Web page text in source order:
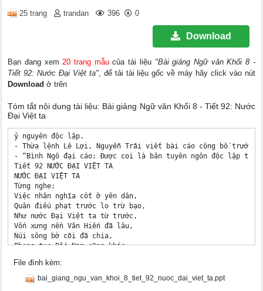
25 trang trandan 396 0
Download
Bạn đang xem20 trang mẫucủa tài liệu "Bài giảng Ngữ văn Khối 8 -
Tiết 92: Nước Đại Việt ta", để tải tài liệu gốc về máy hãy click vào nút
Download ở trên
Tóm tắt nội dung tài liệu: Bài giảng Ngữ văn Khối 8 - Tiết 92: Nước
Đại Việt ta
ỷ nguyên độc lập.
- Thừa lệnh Lê Lợi, Nguyễn Trãi viết bài cáo công bố trước
- “Bình Ngô đại cáo: Được coi là bản tuyên ngôn độc lập thứ
Tiết 92 NƯỚC ĐẠI VIỆT TA
NƯỚC ĐẠI VIỆT TA
Từng nghe:
Việc nhân nghĩa cốt ở yên dân,
Quân điếu phạt trước lo trừ bạo,
Như nước Đại Việt ta từ trước,
Vốn xưng nền Văn Hiến đã lâu,
Núi sông bờ cõi đã chia,
Phong tục Bắc Nam cũng khác,
Cùng Hán, Đường, Tống, Nguyên, mỗi bên xưng đế một phương,
Tuy mạnh yếu từng lúc khác nhau,
Song hào kiệt đời nào cũng có.
File đính kèm:
bai_giang_ngu_van_khoi_8_tiet_92_nuoc_dai_viet_ta.ppt